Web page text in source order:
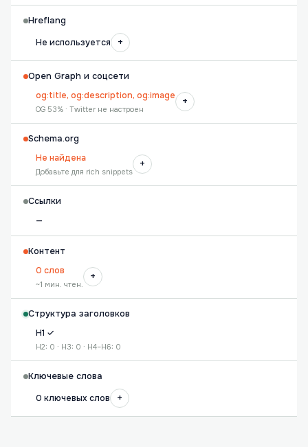
Hreflang
Не используется
+
Open Graph и соцсети
og:title, og:description, og:image
OG 53% · Twitter не настроен
+
Schema.org
Не найдена
Добавьте для rich snippets
+
Ссылки
—
Контент
0 слов
~1 мин. чтен.
+
Структура заголовков
H1 ✓
H2: 0 · H3: 0 · H4–H6: 0
Ключевые слова
0 ключевых слов
+